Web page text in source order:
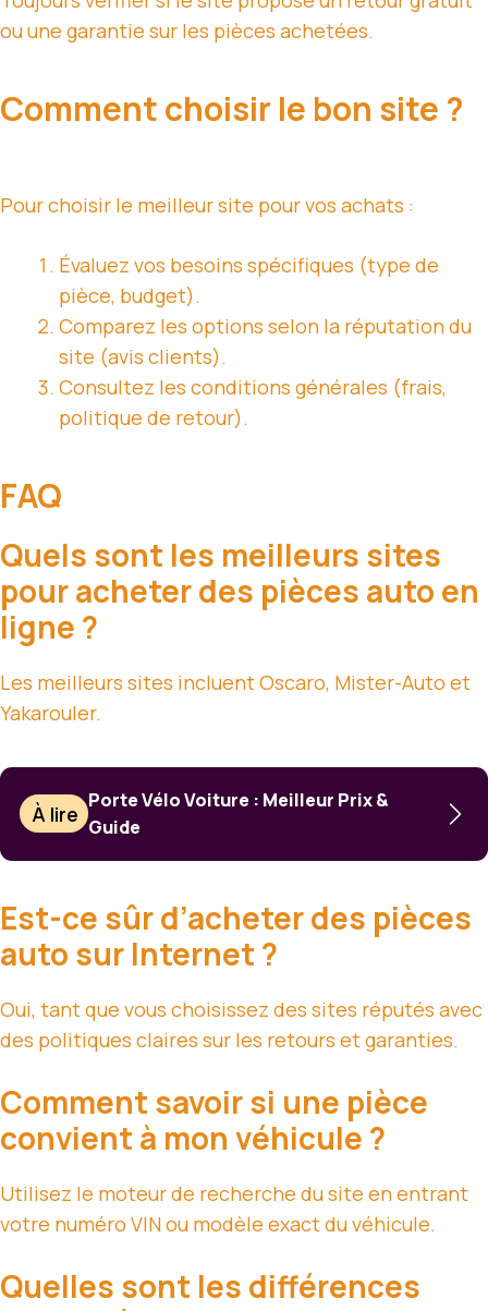
ou une garantie sur les pièces achetées.
Comment choisir le bon site ?
Pour choisir le meilleur site pour vos achats :
Évaluez vos besoins spécifiques (type de
pièce, budget).
Comparez les options selon la réputation du
site (avis clients).
Consultez les conditions générales (frais,
politique de retour).
FAQ
Quels sont les meilleurs sites
pour acheter des pièces auto en
ligne ?
Les meilleurs sites incluent Oscaro, Mister-Auto et
Yakarouler.
À lire
Porte Vélo Voiture : Meilleur Prix &
Guide
Est-ce sûr d’acheter des pièces
auto sur Internet ?
Oui, tant que vous choisissez des sites réputés avec
des politiques claires sur les retours et garanties.
Comment savoir si une pièce
convient à mon véhicule ?
Utilisez le moteur de recherche du site en entrant
votre numéro VIN ou modèle exact du véhicule.
Quelles sont les différences